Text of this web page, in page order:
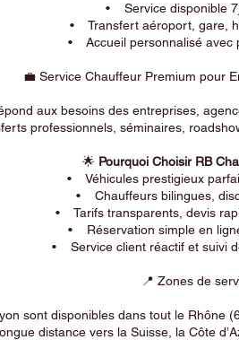
• Service disponible
• Transfert aéroport, gare,
• Accueil personnalisé avec
💼 Service Chauffeur Premium pour
aux besoins des entreprises,
professionnels, séminaires,
🌟 Pourquoi Choisir RB
• Véhicules prestigieux
• Chauffeurs bilingues,
• Tarifs transparents, devis
• Réservation simple en
• Service client réactif et suivi
📍 Zones de
sont disponibles dans tout le Rhône
distance vers la Suisse, la Côte